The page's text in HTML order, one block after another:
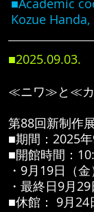
■Academic
Kozue
■2025.09.03.
≪ニワ≫と≪カ
第88回新制作
■期間：2025
■開館時間：
・9月19日（
・最終日9月
■休館： 9月24